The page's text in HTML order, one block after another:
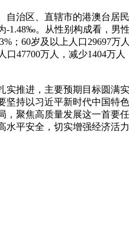
区、直辖市的港澳台居
。从性别构成看，男
60岁及以上人口29697万
47700万人，减少1404万
进，主要预期目标圆满
持以习近平新时代中国特
聚焦高质量发展这一首要
水平安全，切实增强经济活